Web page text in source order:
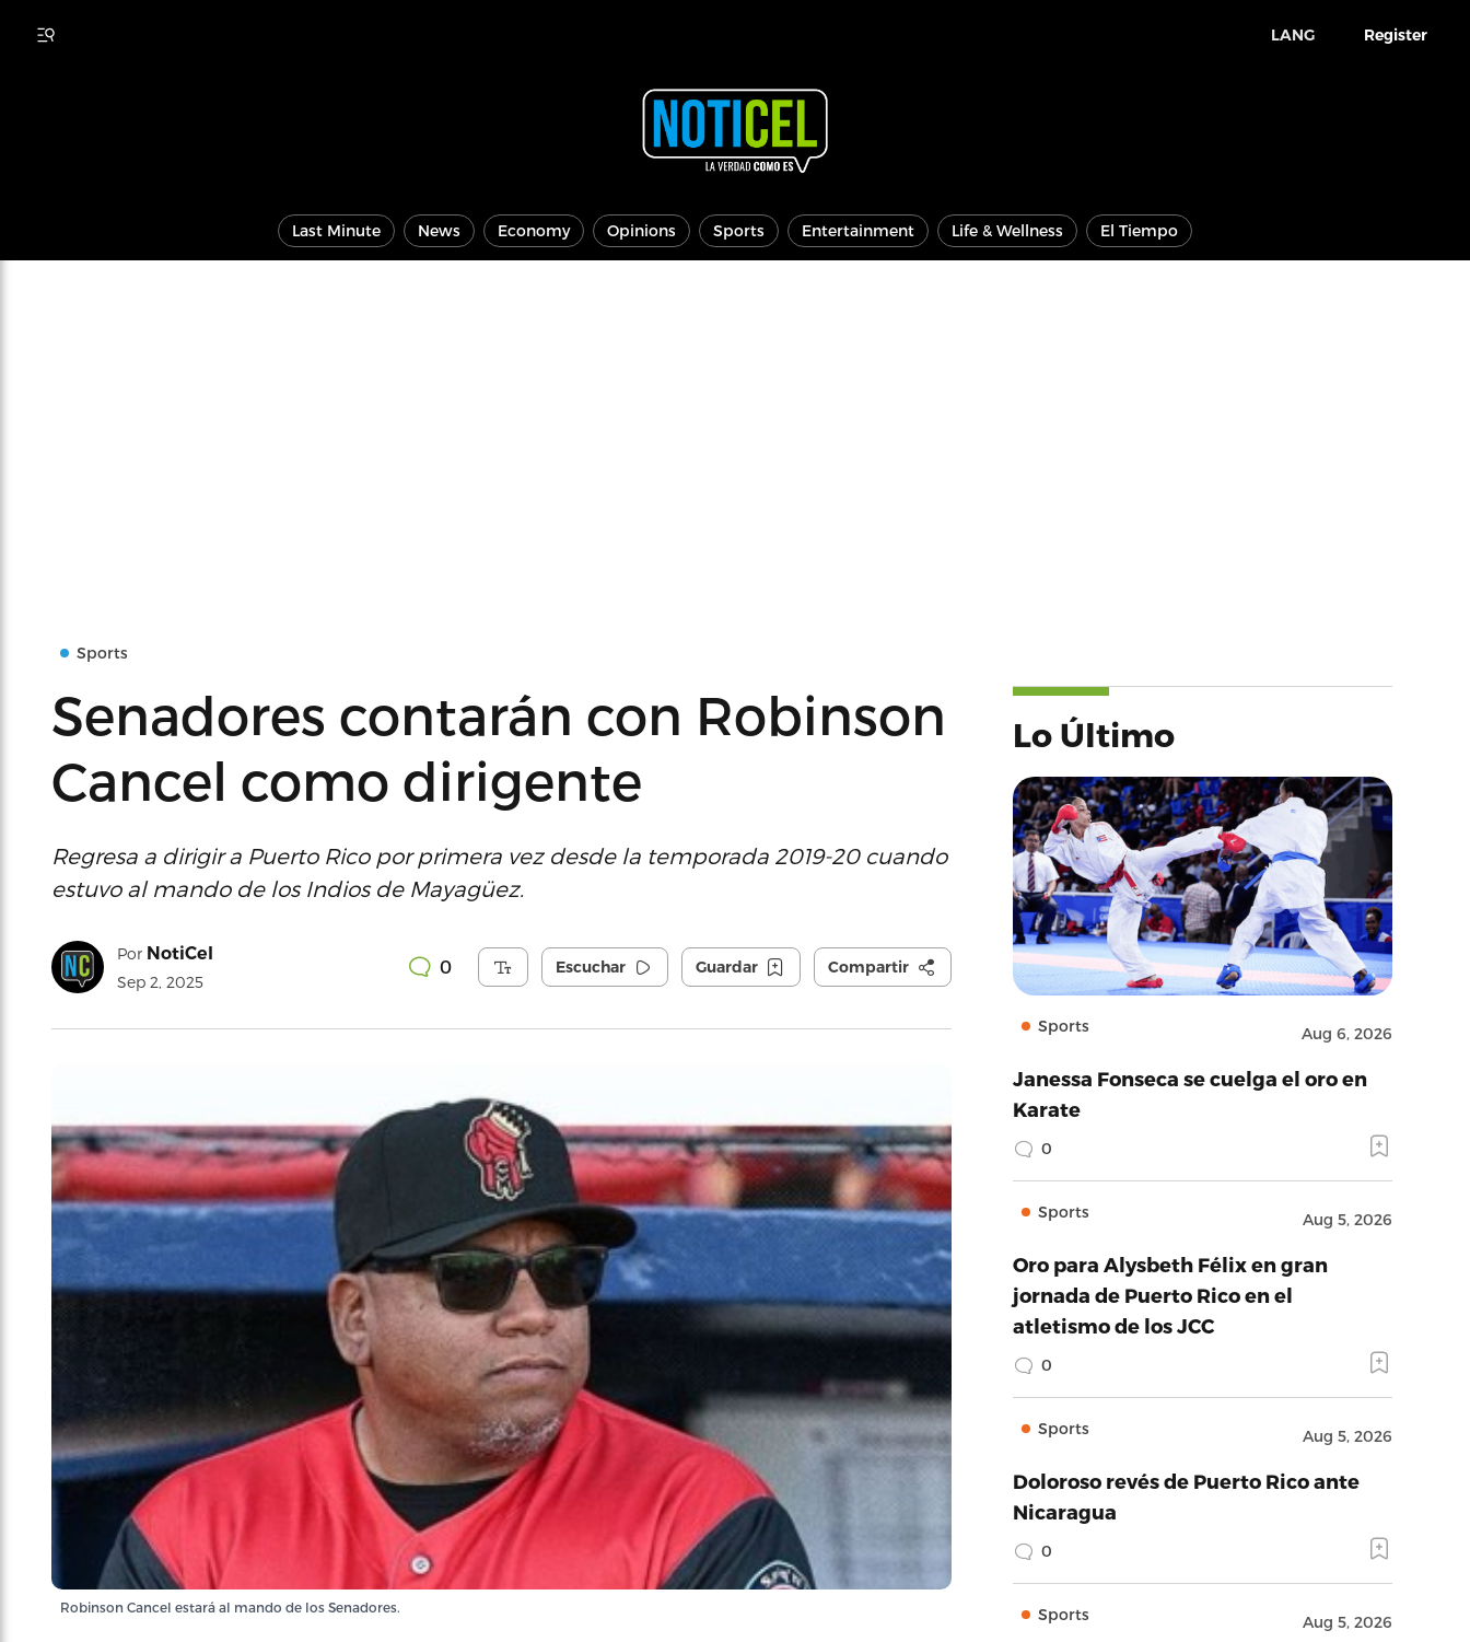
LANG Register
Last Minute News Economy Opinions Sports Entertainment Life & Wellness El Tiempo
Sports
Senadores contarán con Robinson
Cancel como dirigente
Regresa a dirigir a Puerto Rico por primera vez desde la temporada 2019-20 cuando
estuvo al mando de los Indios de Mayagüez.
Por NotiCel
Sep 2, 2025
0 Escuchar Guardar Compartir
Robinson Cancel estará al mando de los Senadores.
Lo Último
Sports Aug 6, 2026
Janessa Fonseca se cuelga el oro en
Karate
0
Sports Aug 5, 2026
Oro para Alysbeth Félix en gran
jornada de Puerto Rico en el
atletismo de los JCC
0
Sports Aug 5, 2026
Doloroso revés de Puerto Rico ante
Nicaragua
0
Sports Aug 5, 2026